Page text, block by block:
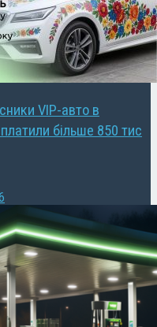
VIP-авто в
більше 850 тис